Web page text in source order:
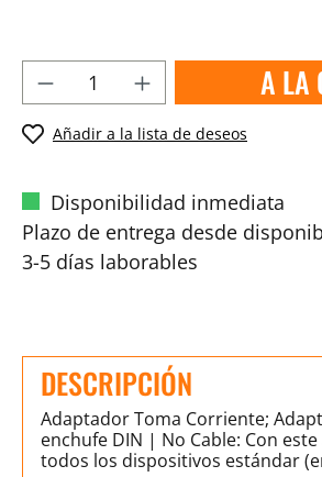
A LA
Añadir a la lista de deseos
Disponibilidad inmediata
Plazo de entrega desde
3-5 días laborables
DESCRIPCIÓN
Adaptador Toma Corriente;
enchufe DIN | No Cable: Con
todos los dispositivos estándar